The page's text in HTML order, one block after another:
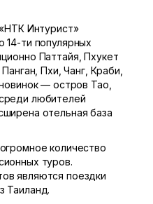
Интурист»
14-ти популярных
Паттайя, Пхукет
Пхи, Чанг, Краби,
— остров Тао,
любителей
отельная база
количество
туров.
являются поездки
Таиланд.